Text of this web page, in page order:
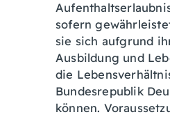
sofern
sie sich aufgrund
Ausbildung und
die
Bundesrepublik
können.